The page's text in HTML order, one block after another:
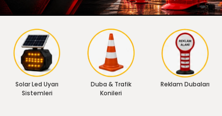
Solar Led Uyarı
Sistemleri
Duba & Trafik
Konileri
Reklam Dubaları